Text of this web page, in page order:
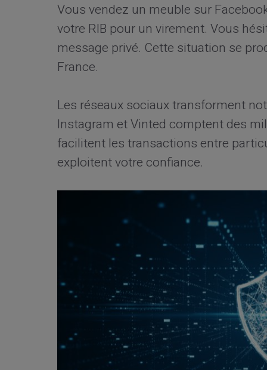
Vous vendez un meuble sur
votre RIB pour un virement. Vous
message privé. Cette situation se
France.
Les réseaux sociaux transforment
Instagram et Vinted comptent des
facilitent les transactions entre
exploitent votre confiance.